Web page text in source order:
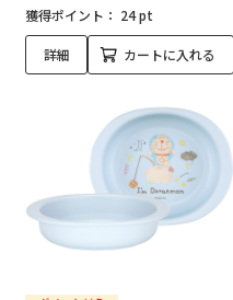
獲得ポイント： 24 pt
詳細 カートに入れる